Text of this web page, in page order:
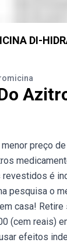
DI-
preço
é
pesquisa o
casa!
(cem reais)
efeitos